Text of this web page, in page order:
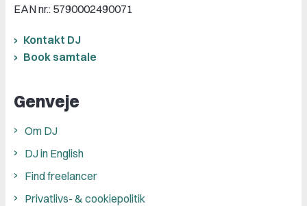
EAN nr.: 5790002490071
Kontakt DJ
Book samtale
Genveje
Om DJ
DJ in English
Find freelancer
Privatlivs- & cookiepolitik